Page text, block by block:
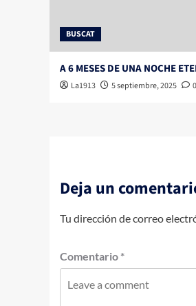
BUSCAT
A 6 MESES DE UNA NOCHE
La1913 5 septiembre, 2025 0
Deja un
Tu dirección de correo
Comentario *